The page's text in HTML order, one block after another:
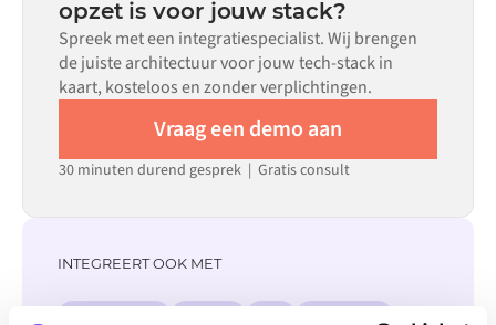
klare connectoren beschikbaar in de Alumio
marketplace, wat de insteltijd aanzienlijk verkort.
opzet is voor jouw stack?
Spreek met een integratiespecialist. Wij brengen
de juiste architectuur voor jouw tech-stack in
kaart, kosteloos en zonder verplichtingen.
Vraag een demo aan
30 minuten durend gesprek | Gratis consult
INTEGREERT OOK MET